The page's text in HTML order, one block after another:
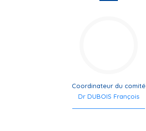
Coordinateur du comité
Dr DUBOIS François